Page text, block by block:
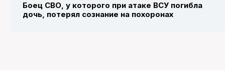
Боец СВО, у которого при атаке ВСУ погибла
дочь, потерял сознание на похоронах